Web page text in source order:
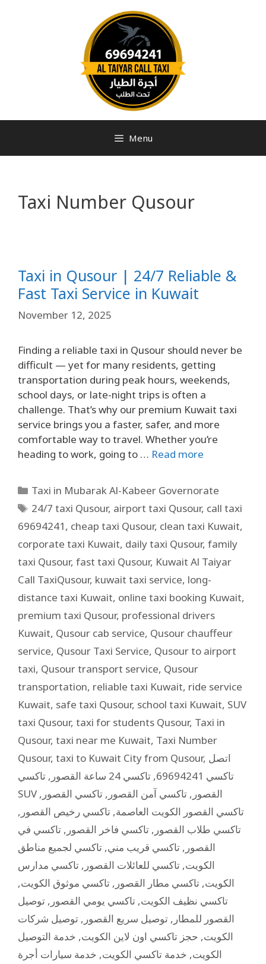
Menu
Taxi Number Qusour
Taxi in Qusour | 24/7 Reliable &
Fast Taxi Service in Kuwait
November 12, 2025
Finding a reliable taxi in Qusour should never be
difficult — yet for many residents, getting
transportation during peak hours, weekends,
school days, or late-night trips is often a
challenge. That’s why our premium Kuwait taxi
service brings you a faster, safer, and more
comfortable way to travel. Whether you’re
heading to work, going to … Read more
Taxi in Mubarak Al-Kabeer Governorate
24/7 taxi Qusour, airport taxi Qusour, call taxi
69694241, cheap taxi Qusour, clean taxi Kuwait,
corporate taxi Kuwait, daily taxi Qusour, family
taxi Qusour, fast taxi Qusour, Kuwait Al Taiyar
Call TaxiQusour, kuwait taxi service, long-
distance taxi Kuwait, online taxi booking Kuwait,
premium taxi Qusour, professional drivers
Kuwait, Qusour cab service, Qusour chauffeur
service, Qusour Taxi Service, Qusour to airport
taxi, Qusour transport service, Qusour
transportation, reliable taxi Kuwait, ride service
Kuwait, safe taxi Qusour, school taxi Kuwait, SUV
taxi Qusour, taxi for students Qusour, Taxi in
Qusour, taxi near me Kuwait, Taxi Number
Qusour, taxi to Kuwait City from Qusour, اتصل
تاكسي 69694241
, تاكسي 24 ساعة القصور , تاكسي
SUV القصور , تاكسي آمن القصور , تاكسي القصور ,
تاكسي القصور الكويت العاصمة, تاكسي رخيص القصور ,
تاكسي طلاب القصور , تاكسي فاخر القصور , تاكسي في
القصور , تاكسي قريب مني, تاكسي لجميع مناطق
الكويت, تاكسي للعائلات القصور , تاكسي مدارس
الكويت, تاكسي مطار القصور , تاكسي موثوق الكويت,
تاكسي نظيف الكويت, تاكسي يومي القصور , توصيل
القصور للمطار , توصيل سريع القصور , توصيل شركات
الكويت, حجز تاكسي اون لاين الكويت, خدمة التوصيل
الكويت, خدمة تاكسي الكويت, خدمة سيارات أجرة